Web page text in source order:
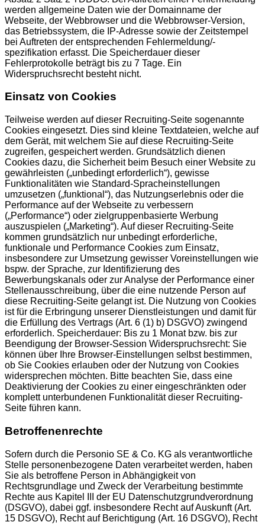
werden allgemeine Daten wie der Domainname der
Webseite, der Webbrowser und die Webbrowser-Version,
das Betriebssystem, die IP-Adresse sowie der Zeitstempel
bei Auftreten der entsprechenden Fehlermeldung/-
spezifikation erfasst. Die Speicherdauer dieser
Fehlerprotokolle beträgt bis zu 7 Tage. Ein
Widerspruchsrecht besteht nicht.
Einsatz von Cookies
Teilweise werden auf dieser Recruiting-Seite sogenannte
Cookies eingesetzt. Dies sind kleine Textdateien, welche auf
dem Gerät, mit welchem Sie auf diese Recruiting-Seite
zugreifen, gespeichert werden. Grundsätzlich dienen
Cookies dazu, die Sicherheit beim Besuch einer Website zu
gewährleisten („unbedingt erforderlich“), gewisse
Funktionalitäten wie Standard-Spracheinstellungen
umzusetzen („funktional“), das Nutzungserlebnis oder die
Performance auf der Webseite zu verbessern
(„Performance“) oder zielgruppenbasierte Werbung
auszuspielen („Marketing“). Auf dieser Recruiting-Seite
kommen grundsätzlich nur unbedingt erforderliche,
funktionale und Performance Cookies zum Einsatz,
insbesondere zur Umsetzung gewisser Voreinstellungen wie
bspw. der Sprache, zur Identifizierung des
Bewerbungskanals oder zur Analyse der Performance einer
Stellenausschreibung, über die eine nutzende Person auf
diese Recruiting-Seite gelangt ist. Die Nutzung von Cookies
ist für die Erbringung unserer Dienstleistungen und damit für
die Erfüllung des Vertrags (Art. 6 (1) b) DSGVO) zwingend
erforderlich. Speicherdauer: Bis zu 1 Monat bzw. bis zur
Beendigung der Browser-Session Widerspruchsrecht: Sie
können über Ihre Browser-Einstellungen selbst bestimmen,
ob Sie Cookies erlauben oder der Nutzung von Cookies
widersprechen möchten. Bitte beachten Sie, dass eine
Deaktivierung der Cookies zu einer eingeschränkten oder
komplett unterbundenen Funktionalität dieser Recruiting-
Seite führen kann.
Betroffenenrechte
Sofern durch die Personio SE & Co. KG als verantwortliche
Stelle personenbezogene Daten verarbeitet werden, haben
Sie als betroffene Person in Abhängigkeit von
Rechtsgrundlage und Zweck der Verarbeitung bestimmte
Rechte aus Kapitel III der EU Datenschutzgrundverordnung
(DSGVO), dabei ggf. insbesondere Recht auf Auskunft (Art.
15 DSGVO), Recht auf Berichtigung (Art. 16 DSGVO), Recht